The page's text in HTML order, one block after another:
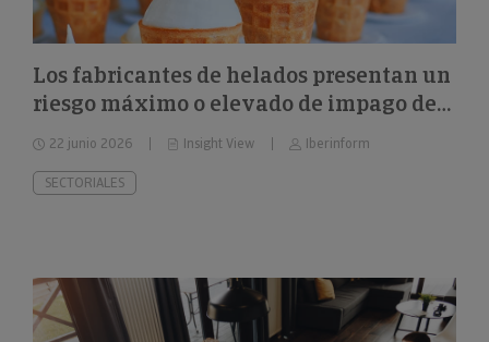
Los fabricantes de helados presentan un
riesgo máximo o elevado de impago del
26%
22 junio 2026 Insight View Iberinform
SECTORIALES